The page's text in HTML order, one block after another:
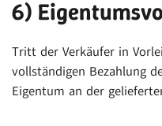
6)
Tritt der Verkäufer in
vollständigen Bezahlung
Eigentum an der